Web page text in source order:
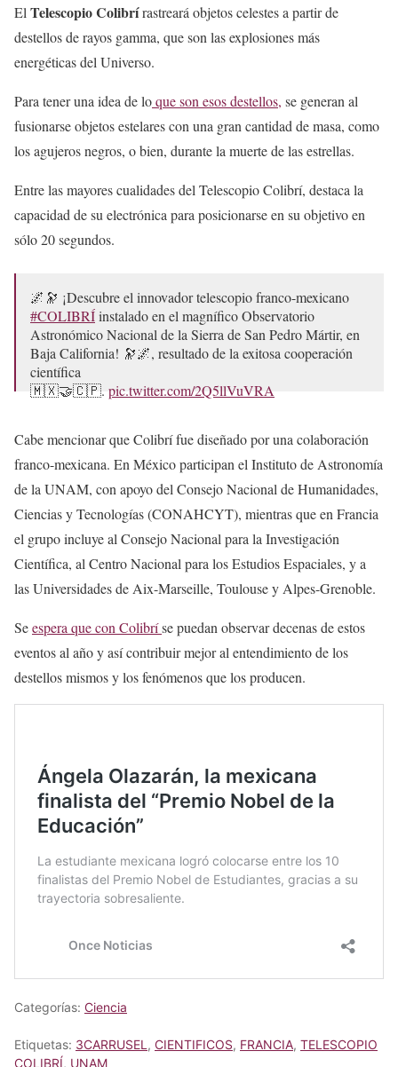
El Telescopio Colibrírastreará objetos celestes a partir de
destellos de rayos gamma, que son las explosiones más
energéticas del Universo.
Para tener una idea de loque son esos destellos, se generan al
fusionarse objetos estelares con una gran cantidad de masa, como
los agujeros negros, o bien, durante la muerte de las estrellas.
Entre las mayores cualidades del Telescopio Colibrí, destaca la
capacidad de su electrónica para posicionarse en su objetivo en
sólo 20 segundos.
🌌🔭 ¡Descubre el innovador telescopio franco-mexicano
#COLIBRÍinstalado en el magnífico Observatorio
Astronómico Nacional de la Sierra de San Pedro Mártir, en
Baja California! 🔭🌌, resultado de la exitosa cooperación
científica
🇲🇽🤝🇨🇵. pic.twitter.com/2Q5llVuVRA
(@FranciaenMexico)September 9, 2024
Cabe mencionar que Colibrí fue diseñado por una colaboración
franco-mexicana. En México participan el Instituto de Astronomía
de la UNAM, con apoyo del Consejo Nacional de Humanidades,
Ciencias y Tecnologías (CONAHCYT), mientras que en Francia
el grupo incluye al Consejo Nacional para la Investigación
Científica, al Centro Nacional para los Estudios Espaciales, y a
las Universidades de Aix-Marseille, Toulouse y Alpes-Grenoble.
Seespera que con Colibríse puedan observar decenas de estos
eventos al año y así contribuir mejor al entendimiento de los
destellos mismos y los fenómenos que los producen.
Categorías: Ciencia
Etiquetas: 3CARRUSEL , CIENTIFICOS, FRANCIA, TELESCOPIO
COLIBRÍ, UNAM